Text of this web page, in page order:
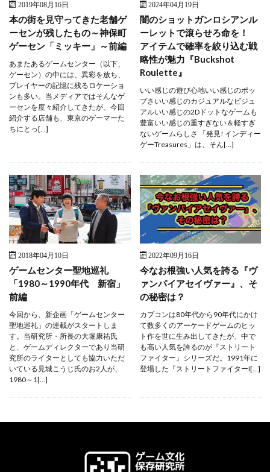
2019年08月16日
本の街を見守ってきた老舗ゲ
ーセンが残したもの～神保町
ゲーセン「ミッキー」～前編
あまたあるゲームセンター（以下、
ゲーセン）の中には、異彩を放ち、
プレイヤーの記憶に残るロケーショ
ンも多い。当メディアではそんなゲ
ーセンを度々紹介してきたが、今回
紹介する店舗も、東京のゲーマーた
ちにとっ[…]
2024年04月19日
闇のショットガンロシアンル
ーレットで滾らせろ命を！
アイテムで確率を絞り込む戦
略性が魅力『Buckshot
Roulette』
いい感じの遊び心地いい感じのポッ
プさいい感じのカジュアルなビジュ
アルいい感じの2Dドットなゲームも
豊富いい感じの重すぎない＆軽すぎ
ないゲームらしさ 「発見! インディー
ゲーTreasures」は、そん[…]
2018年04月10日
ゲームセンター聖地巡礼
「1980～1990年代 新宿」
前編
今回から、新企画「ゲームセンター
聖地巡礼」の連載がスタートしま
す。当研究所・所長の大堀康祐氏
と、ゲームディレクターであり当研
究所のライターとしても協力いただ
いている見城こうじ氏のお2人が、
1980～1[…]
2022年09月16日
今なお根強い人気を誇る『ヴ
ァンパイアセイヴァー』、そ
の秘密は？
カプコンは80年代から90年代にかけ
て数多くのアーケードゲームのヒッ
ト作を世に生み出してきたが、中で
も高い人気を誇るのが『ストリート
ファイター』シリーズだ。1991年に
登場した『ストリートファイターI[…]